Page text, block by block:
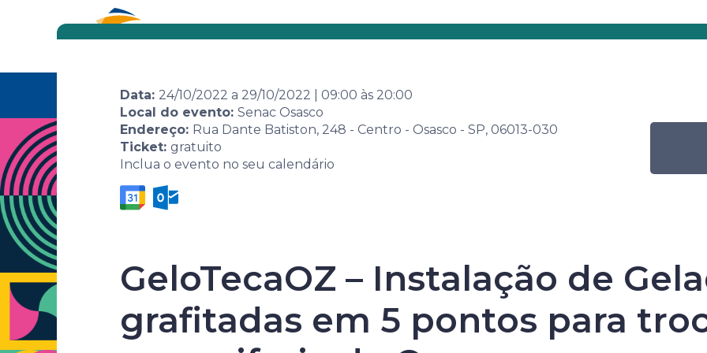
Eventos Por áreas Por nível de ensino Programação Mensal
Agenda de
eventos
Evento
7ª Semana Senac de
Leitura
7ª Semana Senac de
Data: 24/10/2022 a 29/10/2022 09:00 às 20:00
Local do evento: Senac Osasco
Endereço: Rua Dante Batiston, 248 - Centro - Osasco - SP, 06013-030
Ticket: gratuito
Inclua o evento no seu calendário
GeloTecaOZ – Instalação de
grafitadas em 5 pontos para